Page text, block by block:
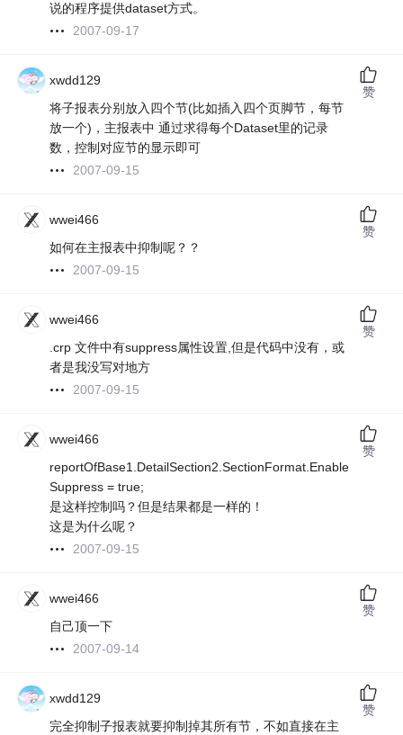
说的程序提供dataset方式。
2007-09-17
xwdd129
将子报表分别放入四个节(比如插入四个页脚节，每节
放一个)，主报表中 通过求得每个Dataset里的记录
数，控制对应节的显示即可
2007-09-15
赞
wwei466
如何在主报表中抑制呢？？
2007-09-15
赞
wwei466
.crp 文件中有suppress属性设置,但是代码中没有，或
者是我没写对地方
2007-09-15
赞
wwei466
reportOfBase1.DetailSection2.SectionFormat.Enable
Suppress = true;
是这样控制吗？但是结果都是一样的！
这是为什么呢？
2007-09-15
赞
wwei466
自己顶一下
2007-09-14
赞
xwdd129
完全抑制子报表就要抑制掉其所有节，不如直接在主
赞